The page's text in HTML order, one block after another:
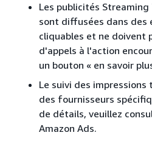
Les publicités
sont diffusées dans des
cliquables et ne doivent
d'appels à l'action
un bouton « en savoir
Le suivi des
des fournisseurs
de détails, veuillez
Amazon Ads.